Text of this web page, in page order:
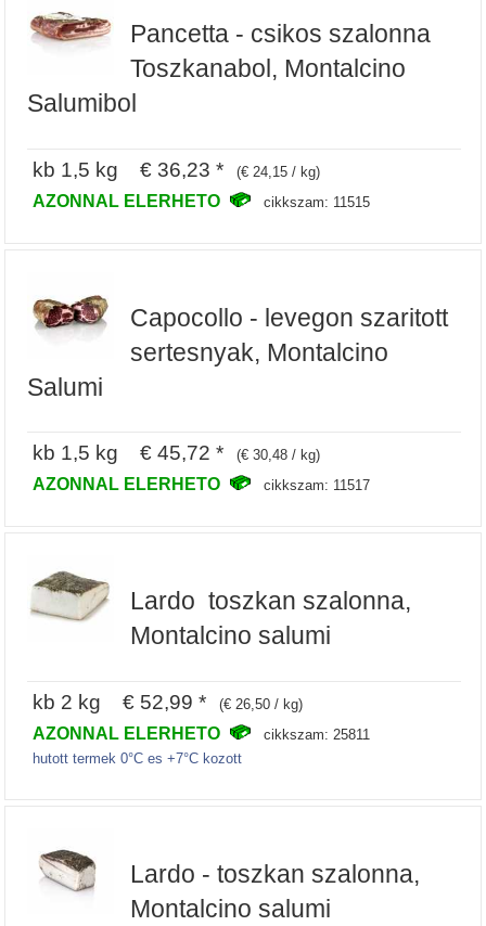
Pancetta - csikos szalonna
Toszkanabol, Montalcino
Salumibol
kb 1,5 kg € 36,23 * (€ 24,15 / kg)
AZONNAL ELERHETO cikkszam: 11515
Capocollo - levegon szaritott
sertesnyak, Montalcino
Salumi
kb 1,5 kg € 45,72 * (€ 30,48 / kg)
AZONNAL ELERHETO cikkszam: 11517
Lardo  toszkan szalonna,
Montalcino salumi
kb 2 kg € 52,99 * (€ 26,50 / kg)
AZONNAL ELERHETO
cikkszam: 25811
hutott termek 0°C es +7°C kozott
Lardo - toszkan szalonna,
Montalcino salumi